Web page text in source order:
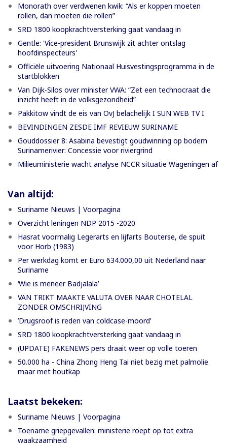
Monorath over verdwenen kwik: “Als er koppen moeten
rollen, dan moeten die rollen”
SRD 1800 koopkrachtversterking gaat vandaag in
Gentle: 'Vice-president Brunswijk zit achter ontslag
hoofdinspecteurs'
Officiële uitvoering Nationaal Huisvestingsprogramma in de
startblokken
Van Dijk-Silos over minister VWA: “Zet een technocraat die
inzicht heeft in de volksgezondheid”
Pakkitow vindt de eis van OvJ belachelijk I SUN WEB TV I
BEVINDINGEN ZESDE IMF REVIEUW SURINAME
Gouddossier 8: Asabina bevestigt goudwinning op bodem
Surinamerivier: Concessie voor riviergrind
Milieuministerie wacht analyse NCCR situatie Wageningen af
Van altijd:
Suriname Nieuws | Voorpagina
Overzicht leningen NDP 2015 -2020
Hasrat voormalig Legerarts en lijfarts Bouterse, de spuit
voor Horb (1983)
Per werkdag komt er Euro 634.000,00 uit Nederland naar
Suriname
‘Wie is meneer Badjalala’
VAN TRIKT MAAKTE VALUTA OVER NAAR CHOTELAL
ZONDER OMSCHRIJVING
’Drugsroof is reden van coldcase-moord’
SRD 1800 koopkrachtversterking gaat vandaag in
(UPDATE) FAKENEWS pers draait weer op volle toeren
50.000 ha - China Zhong Heng Tai niet bezig met palmolie
maar met houtkap
Laatst bekeken:
Suriname Nieuws | Voorpagina
Toename griepgevallen: ministerie roept op tot extra
waakzaamheid